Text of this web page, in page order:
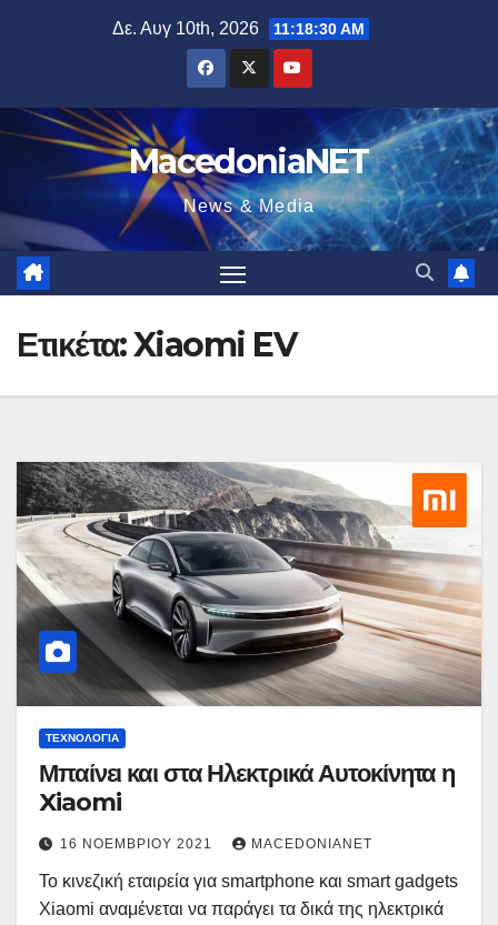
Δε. Αυγ 10th, 2026 11:18:31 AM
MacedoniaNET
News & Media
Ετικέτα:Xiaomi EV
ΤΕΧΝΟΛΟΓΊΑ
Μπαίνει και στα Ηλεκτρικά Αυτοκίνητα η
Xiaomi
16 ΝΟΕΜΒΡΊΟΥ 2021 MACEDONIANET
Το κινεζική εταιρεία για smartphone και smart gadgets
Xiaomi αναμένεται να παράγει τα δικά της ηλεκτρικά